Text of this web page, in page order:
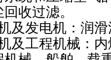
收过滤。
及发电机：润
及工程机械：